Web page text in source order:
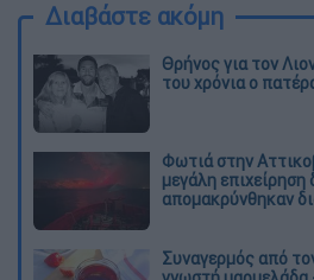
Διαβάστε ακόμη
Θρήνος για τον
του χρόνια ο
Φωτιά στην
μεγάλη
απομακρύνθηκαν
Συναγερμός από